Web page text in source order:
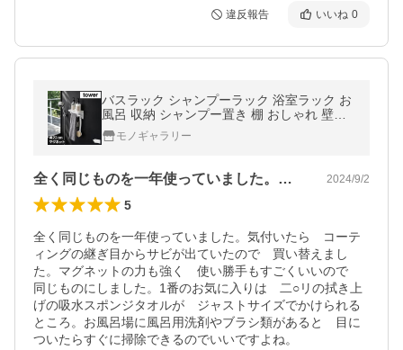
違反報告 いいね 0
バスラック シャンプーラック 浴室ラック お
風呂 収納 シャンプー置き 棚 おしゃれ 壁面
スリム 棚 山崎実業 マグネットバスルーム多
機能ラック タワー tower
モノギャラリー
全く同じものを一年使っていました。気付… 2024/9/2
5
全く同じものを一年使っていました。気付いたら　コーテ
ィングの継ぎ目からサビが出ていたので　買い替えまし
た。マグネットの力も強く　使い勝手もすごくいいので
同じものにしました。1番のお気に入りは　二○リの拭き上
げの吸水スポンジタオルが　ジャストサイズでかけられる
ところ。お風呂場に風呂用洗剤やブラシ類があると　目に
ついたらすぐに掃除できるのでいいですよね。